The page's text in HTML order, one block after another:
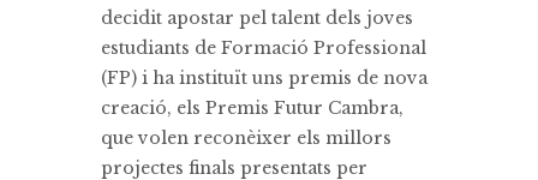
decidit apostar pel talent dels joves
estudiants de Formació Professional
(FP) i ha instituït uns premis de nova
creació, els Premis Futur Cambra,
que volen reconèixer els millors
projectes finals presentats per